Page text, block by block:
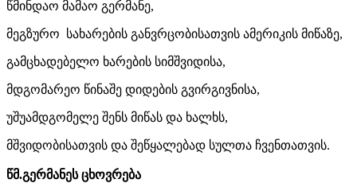
წმინდაო მამაო გერმანე,
მეგზურო სახარების განვრცობისათვის ამერიკის მიწაზე,
გამცხადებელო ხარების სიმშვიდისა,
მდგომარეო წინაშე დიდების გვირგივნისა,
უშუამდგომელე შენს მიწას და ხალხს,
მშვიდობისათვის და შეწყალებად სულთა ჩვენთათვის.
წმ.გერმანეს ცხოვრება